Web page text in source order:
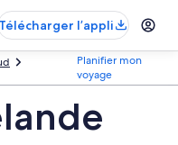
l’appli
Planifier mon
voyage